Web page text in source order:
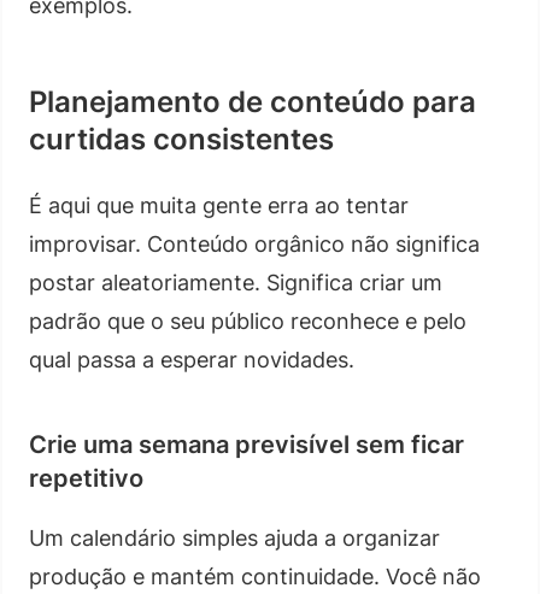
exemplos.
Planejamento de conteúdo para
curtidas consistentes
É aqui que muita gente erra ao tentar
improvisar. Conteúdo orgânico não significa
postar aleatoriamente. Significa criar um
padrão que o seu público reconhece e pelo
qual passa a esperar novidades.
Crie uma semana previsível sem ficar
repetitivo
Um calendário simples ajuda a organizar
produção e mantém continuidade. Você não